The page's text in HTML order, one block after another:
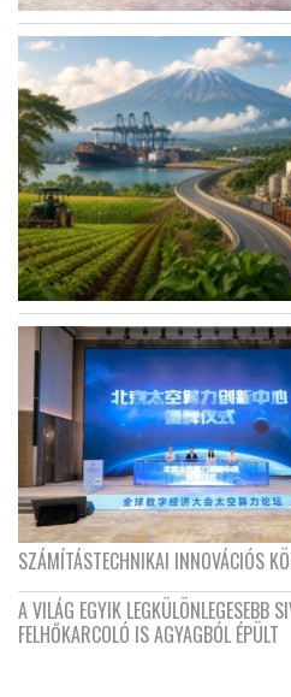
SZÁMÍTÁSTECHNIKAI INNOVÁCIÓS
A VILÁG EGYIK LEGKÜLÖNLEGESEBB
FELHŐKARCOLÓ IS AGYAGBÓL ÉPÜLT